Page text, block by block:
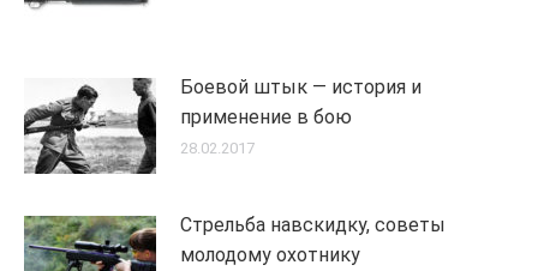
Боевой штык — история и
применение в бою
28.02.2017
Стрельба навскидку, советы
молодому охотнику